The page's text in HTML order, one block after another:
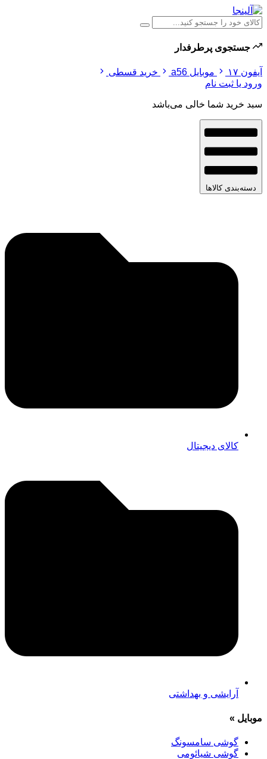
جستجوی پرطرفدار
آیفون ۱۷ موبایل a56
خرید قسطی
ورود یا ثبت نام
سبد خرید شما خالی می‌باشد
دسته‌بندی کالاها
کالای دیجیتال
آرایشی و بهداشتی
موبایل »
گوشی سامسونگ
گوشی شیائومی